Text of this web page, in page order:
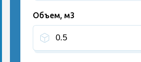
Объем, м3